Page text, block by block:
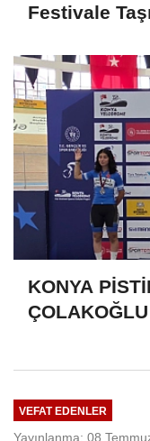
Festivale
KONYA
VEFAT EDENLER
Yayınlanma: 08